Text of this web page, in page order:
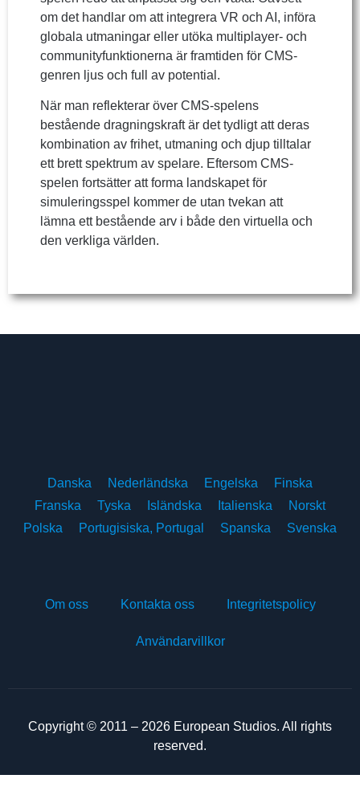
om det handlar om att integrera VR och AI, införa
globala utmaningar eller utöka multiplayer- och
communityfunktionerna är framtiden för CMS-
genren ljus och full av potential.
När man reflekterar över CMS-spelens
bestående dragningskraft är det tydligt att deras
kombination av frihet, utmaning och djup tilltalar
ett brett spektrum av spelare. Eftersom CMS-
spelen fortsätter att forma landskapet för
simuleringsspel kommer de utan tvekan att
lämna ett bestående arv i både den virtuella och
den verkliga världen.
Danska Nederländska Engelska
Finska
Franska
Tyska Isländska Italienska
Norskt
Polska
Portugisiska, Portugal Spanska Svenska
Om oss Kontakta oss Integritetspolicy
Användarvillkor
Copyright © 2011 – 2026 European Studios. All rights
reserved.